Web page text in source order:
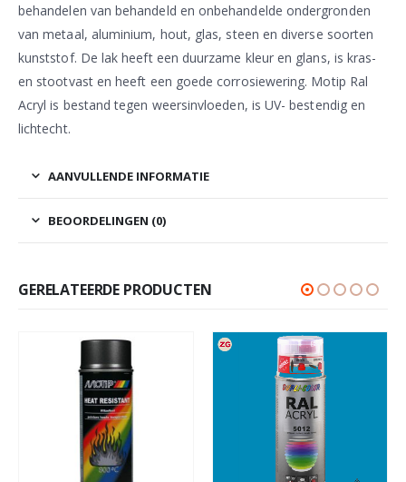
behandelen van behandeld en onbehandelde ondergronden
van metaal, aluminium, hout, glas, steen en diverse soorten
kunststof. De lak heeft een duurzame kleur en glans, is kras-
en stootvast en heeft een goede corrosiewering. Motip Ral
Acryl is bestand tegen weersinvloeden, is UV- bestendig en
lichtecht.
AANVULLENDE INFORMATIE
BEOORDELINGEN (0)
GERELATEERDE PRODUCTEN